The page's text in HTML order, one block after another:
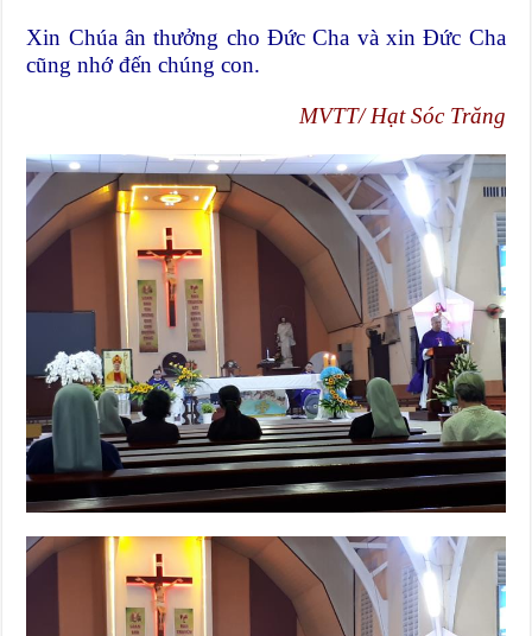
Xin Chúa ân thưởng cho Đức Cha và xin Đức Cha
cũng nhớ đến chúng con.
MVTT/ Hạt Sóc Trăng